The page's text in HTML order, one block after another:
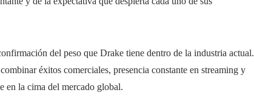
del peso que Drake tiene dentro de la industria actual.
éxitos comerciales, presencia constante en streaming y
en la cima del mercado global.